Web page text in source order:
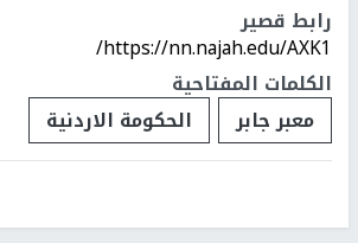
رابط قصير
https://nn.najah.edu/AXK1/
الكلمات المفتاحية
معبر جابر
الحكومة الاردنية